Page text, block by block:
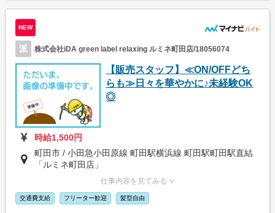
NEW
派 株式会社iDA green label relaxing ルミネ町田店/18056074
【販売スタッフ】≪ON/OFFどち
らも≫日々を華やかに♪未経験OK
◎
時給1,500円
町田市 / 小田急小田原線 町田駅横浜線 町田駅町田駅直結
「ルミネ町田店」
仕事内容を見てみる ∨
交通費支給 フリーター歓迎 髪型自由